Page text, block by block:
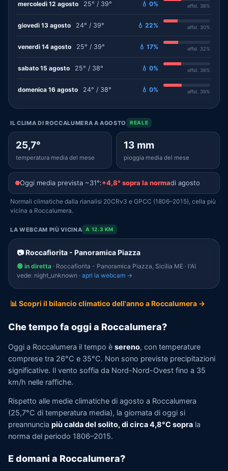
mercoledì 12 agosto 25° / 39° 💧 0% affid. 38%
giovedì 13 agosto 24° / 39° 💧 22% affid. 30%
venerdì 14 agosto 25° / 39° 💧 17% affid. 32%
sabato 15 agosto 25° / 38° 💧 0% affid. 38%
domenica 16 agosto 24° / 38° 💧 0% affid. 39%
IL CLIMA DI ROCCALUMERA A AGOSTO REALE
25,7°
temperatura media del mese
13 mm
pioggia media del mese
Oggi media prevista ~31°:+4,8° sopra la normadi agosto
Normali climatiche dalla rianalisi 20CRv3 e GPCC (1806–2015), cella più
vicina a Roccalumera.
LA WEBCAM PIÙ VICINA A 12.3 KM
📷 Roccafiorita - Panoramica Piazza
🟢 in diretta · Roccafiorita - Panoramica Piazza, Sicilia ME · l'AI
vede: night_unknown · apri la webcam →
📊 Scopri il bilancio climatico dell'anno a Roccalumera →
Che tempo fa oggi a Roccalumera?
Oggi a Roccalumera il tempo è sereno, con temperature
comprese tra 26°C e 35°C. Non sono previste precipitazioni
significative. Il vento soffia da Nord-Nord-Ovest fino a 35
km/h nelle raffiche.
Rispetto alle medie climatiche di agosto a Roccalumera
(25,7°C di temperatura media), la giornata di oggi si
preannuncia più calda del solito, di circa 4,8°C sopra la
norma del periodo 1806–2015.
E domani a Roccalumera?